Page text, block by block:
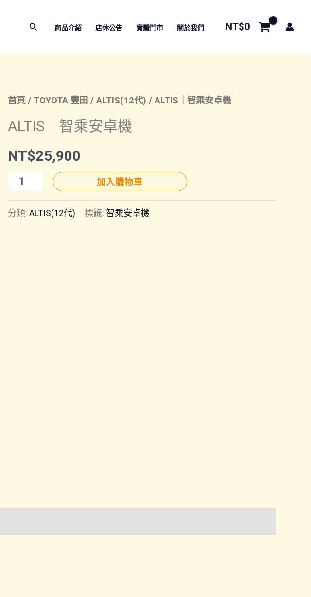
搜
商品介紹 店休公告 實體門市 關於我們 NT$0
首頁 / TOYOTA 豐田 / ALTIS(12代) / ALTIS｜智乘安卓機
ALTIS｜智乘安卓機
NT$25,900
ALTIS
｜
智
加入購物車
分類: ALTIS(12代) 標籤: 智乘安卓機